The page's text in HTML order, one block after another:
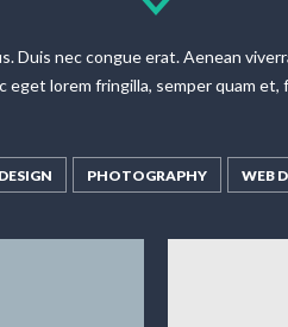
Duis nec congue erat. Aenean
eget lorem fringilla, semper quam et,
PHOTOGRAPHY WEB